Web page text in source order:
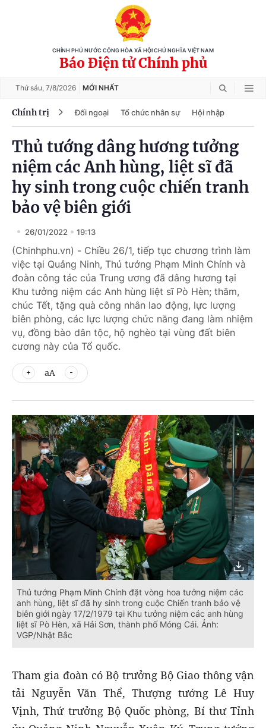
CHÍNH PHỦ NƯỚC CỘNG HÒA XÃ HỘI CHỦ NGHĨA VIỆT NAM
Báo Điện tử Chính phủ
Thứ sáu, 7/8/2026 MỚI NHẤT
Chính trị Đối ngoại Tổ chức nhân sự Hội nhập
Thủ tướng dâng hương tưởng
niệm các Anh hùng, liệt sĩ đã
hy sinh trong cuộc chiến tranh
bảo vệ biên giới
26/01/2022 19:13
(Chinhphu.vn) - Chiều 26/1, tiếp tục chương trình làm
việc tại Quảng Ninh, Thủ tướng Phạm Minh Chính và
đoàn công tác của Trung ương đã dâng hương tại
Khu tưởng niệm các Anh hùng liệt sĩ Pò Hèn; thăm,
chúc Tết, tặng quà công nhân lao động, lực lượng
biên phòng, các lực lượng chức năng đang làm nhiệm
vụ, đồng bào dân tộc, hộ nghèo tại vùng đất biên
cương này của Tổ quốc.
aA
Thủ tướng Phạm Minh Chính đặt vòng hoa tưởng niệm các
anh hùng, liệt sĩ đã hy sinh trong cuộc Chiến tranh bảo vệ
biên giới ngày 17/2/1979 tại Khu tưởng niệm các anh hùng
liệt sĩ Pò Hèn, xã Hải Sơn, thành phố Móng Cái. Ảnh:
VGP/Nhật Bắc
Tham gia đoàn có Bộ trưởng Bộ Giao thông vận
tải Nguyễn Văn Thể, Thượng tướng Lê Huy
Vịnh, Thứ trưởng Bộ Quốc phòng, Bí thư Tỉnh